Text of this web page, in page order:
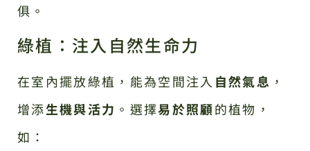
俱。
綠植：注入自然生命力
在室內擺放綠植，能為空間注入 自然氣息 ，
增添生機與活力 。選擇易於照顧的植物，
如：